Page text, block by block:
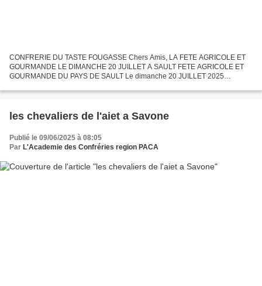
CONFRERIE DU TASTE FOUGASSE Chers Amis, LA FETE AGRICOLE ET
GOURMANDE LE DIMANCHE 20 JUILLET A SAULT FETE AGRICOLE ET
GOURMANDE DU PAYS DE SAULT Le dimanche 20 JUILLET 2025
TASTE FOUGASSE...
les chevaliers de l'aiet a Savone
Publié le 09/06/2025 à 08:05
Par L'Academie des Confréries region PACA